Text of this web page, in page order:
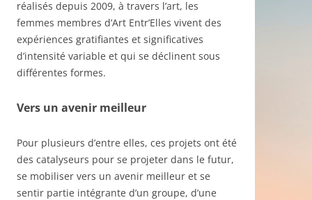
réalisés depuis 2009, à travers l’art, les
femmes membres d’Art Entr’Elles vivent des
expériences gratifiantes et significatives
d’intensité variable et qui se déclinent sous
différentes formes.
Vers un avenir meilleur
Pour plusieurs d’entre elles, ces projets ont été
des catalyseurs pour se projeter dans le futur,
se mobiliser vers un avenir meilleur et se
sentir partie intégrante d’un groupe, d’une